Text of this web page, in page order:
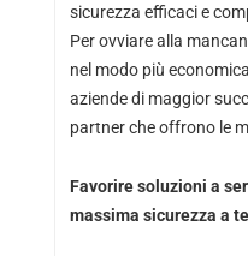
sicurezza efficaci e
Per ovviare alla
nel modo più
aziende di maggior
partner che offrono le
Favorire soluzioni a
massima sicurezza a